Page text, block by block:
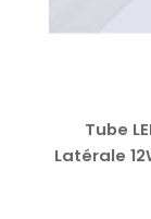
Tube
Latérale